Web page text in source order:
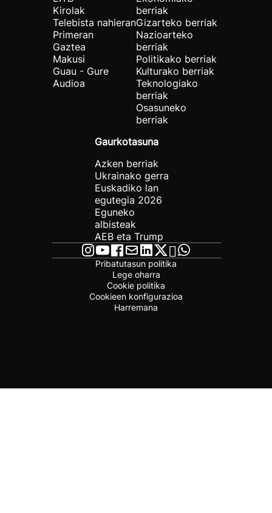
Kirolak
Telebista nahieran
Primeran
Gaztea
Makusi
Guau - Gure
Audioa
berriak
Gizarteko berriak
Nazioarteko
berriak
Politikako berriak
Kulturako berriak
Teknologiako
berriak
Osasuneko
berriak
Gaurkotasuna
Azken berriak
Ukrainako gerra
Euskadiko lan
egutegia 2026
Eguneko
albisteak
AEB eta Trump
Pribatutasun politika
Lege oharra
Cookie politika
Cookieen konfigurazioa
Harremana